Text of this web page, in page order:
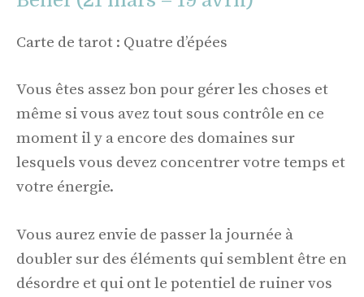
Carte de tarot : Quatre d’épées
Vous êtes assez bon pour gérer les choses et
même si vous avez tout sous contrôle en ce
moment il y a encore des domaines sur
lesquels vous devez concentrer votre temps et
votre énergie.
Vous aurez envie de passer la journée à
doubler sur des éléments qui semblent être en
désordre et qui ont le potentiel de ruiner vos